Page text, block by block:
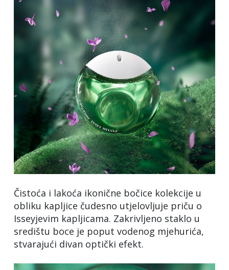
Čistoća i lakoća ikonične bočice kolekcije u
obliku kapljice čudesno utjelovljuje priču o
Isseyjevim kapljicama. Zakrivljeno staklo u
središtu boce je poput vodenog mjehurića,
stvarajući divan optički efekt.